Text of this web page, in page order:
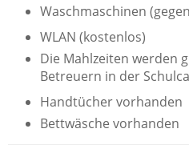
Waschmaschinen
WLAN (kostenlos)
Die Mahlzeiten werden
Betreuern in der
Handtücher vorhanden
Bettwäsche vorhanden